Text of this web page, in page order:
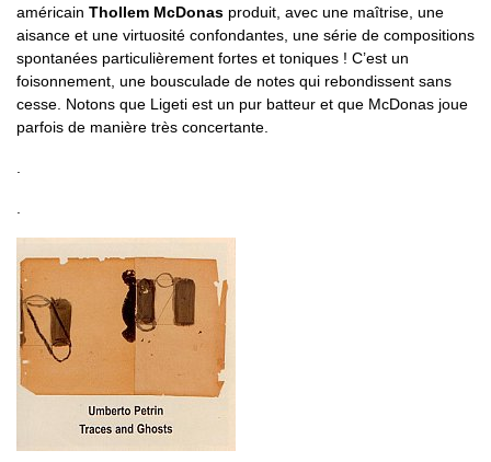
américain Thollem McDonas produit, avec une maîtrise, une
aisance et une virtuosité confondantes, une série de compositions
spontanées particulièrement fortes et toniques ! C’est un
foisonnement, une bousculade de notes qui rebondissent sans
cesse. Notons que Ligeti est un pur batteur et que McDonas joue
parfois de manière très concertante.